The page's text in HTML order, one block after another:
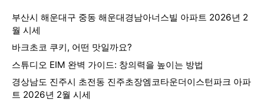
부산시 해운대구 중동 해운대경남아너스빌 아파트 2026년 2
월 시세
바크초코 쿠키, 어떤 맛일까요?
스튜디오 EIM 완벽 가이드: 창의력을 높이는 방법
경상남도 진주시 초전동 진주초장엠코타운더이스턴파크 아파
트 2026년 2월 시세